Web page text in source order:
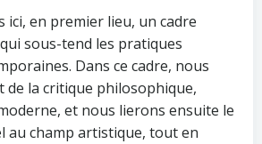
ici, en premier lieu, un cadre
sous-tend les pratiques
Dans ce cadre, nous
la critique philosophique,
et nous lierons ensuite le
au champ artistique, tout en